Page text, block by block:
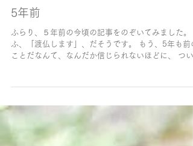
5年前
ふらり、５年前の今頃の記事をのぞいてみました。
ふ、「渡仏します」、だそうです。 もう、5年も前
ことだなんて、なんだか信じられないほどに、 つい
るのです。...